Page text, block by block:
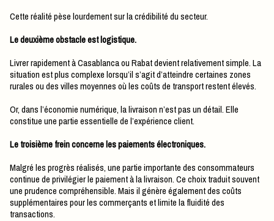
Cette réalité pèse lourdement sur la crédibilité du secteur.
Le deuxième obstacle est logistique.
Livrer rapidement à Casablanca ou Rabat devient relativement simple. La
situation est plus complexe lorsqu’il s’agit d’atteindre certaines zones
rurales ou des villes moyennes où les coûts de transport restent élevés.
Or, dans l’économie numérique, la livraison n’est pas un détail. Elle
constitue une partie essentielle de l’expérience client.
Le troisième frein concerne les paiements électroniques.
Malgré les progrès réalisés, une partie importante des consommateurs
continue de privilégier le paiement à la livraison. Ce choix traduit souvent
une prudence compréhensible. Mais il génère également des coûts
supplémentaires pour les commerçants et limite la fluidité des
transactions.